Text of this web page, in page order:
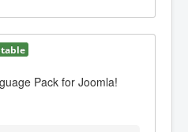
Pack for Joomla!